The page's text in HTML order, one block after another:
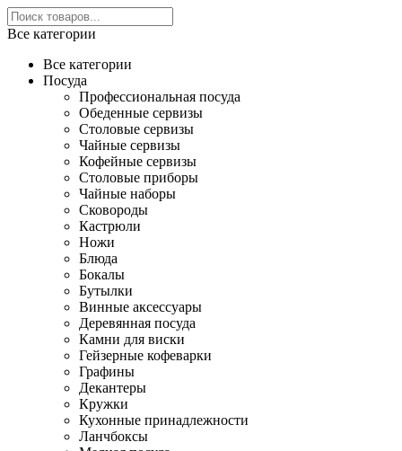
Все категории
Все категории
Посуда
Профессиональная посуда
Обеденные сервизы
Столовые сервизы
Чайные сервизы
Кофейные сервизы
Столовые приборы
Чайные наборы
Сковороды
Кастрюли
Ножи
Блюда
Бокалы
Бутылки
Винные аксессуары
Деревянная посуда
Камни для виски
Гейзерные кофеварки
Графины
Декантеры
Кружки
Кухонные принадлежности
Ланчбоксы